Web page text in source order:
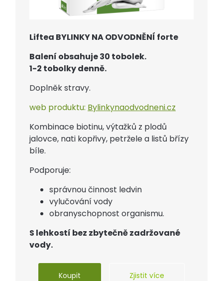
Liftea BYLINKY NA ODVODNĚNÍ forte
Balení obsahuje 30 tobolek.
1-2 tobolky denně.
Doplněk stravy.
web produktu: Bylinkynaodvodneni.cz
Kombinace biotinu, výtažků z plodů
jalovce, nati kopřivy, petržele a listů břízy
bíle.
Podporuje:
správnou činnost ledvin
vylučování vody
obranyschopnost organismu.
S lehkostí bez zbytečně zadržované
vody.
Koupit Zjistit více